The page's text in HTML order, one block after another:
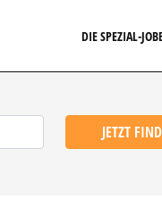
DIE SPEZIAL-
JETZT